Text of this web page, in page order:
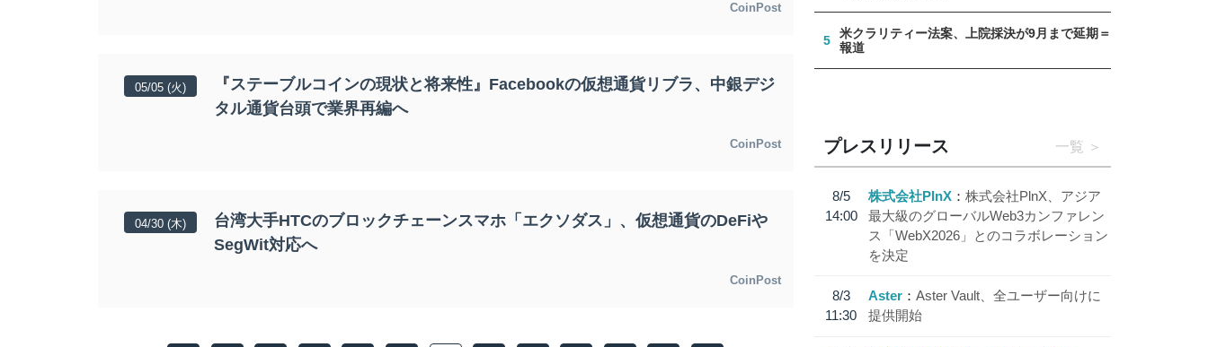
CoinPost
05/05 (火)
『ステーブルコインの現状と将来性』Facebookの仮想通貨リブラ、中銀デジ
タル通貨台頭で業界再編へ
CoinPost
04/30 (木)
台湾大手HTCのブロックチェーンスマホ「エクソダス」、仮想通貨のDeFiや
SegWit対応へ
CoinPost
5
米クラリティー法案、上院採決が9月まで延期＝
報道
プレスリリース 一覧
8/5
14:00
株式会社PlnX
株式会社PlnX、アジア
最大級のグローバルWeb3カンファレン
ス「WebX2026」とのコラボレーション
を決定
8/3
11:30
Aster
Aster Vault、全ユーザー向けに
提供開始